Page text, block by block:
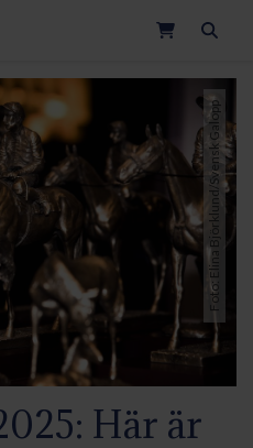
Foto: Elina Björklund/Svensk Galopp
Här är